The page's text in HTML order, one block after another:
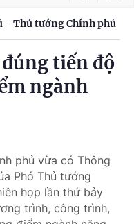
- Thủ tướng Chính phủ
tiến độ
ngành
phủ vừa có Thông
Phó Thủ tướng
họp lần thứ bảy
trình, công trình,